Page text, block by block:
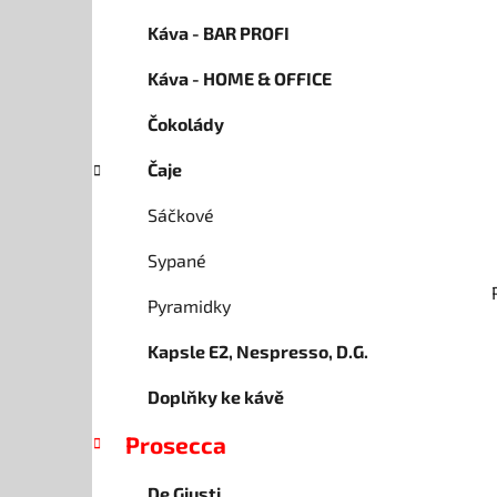
Káva - BAR PROFI
Káva - HOME & OFFICE
Čokolády
Čaje
Sáčkové
Sypané
Pyramidky
Kapsle E2, Nespresso, D.G.
Doplňky ke kávě
Prosecca